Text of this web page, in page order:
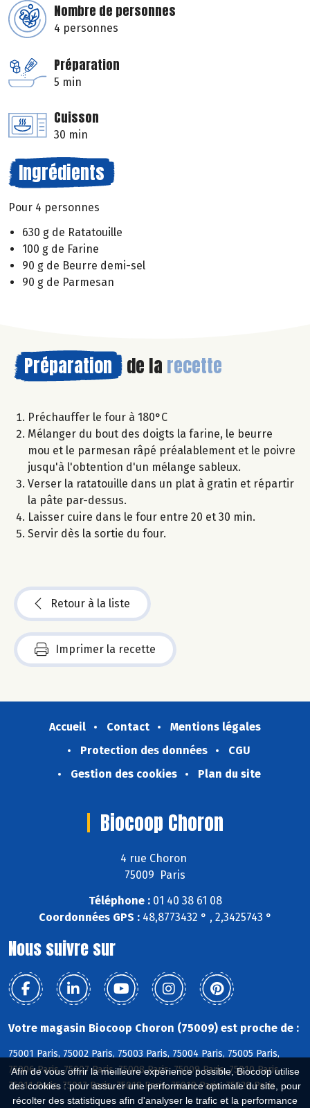
Afin de vous offrir la meilleure expérience possible, Biocoop utilise
des cookies : pour assurer une performance optimale du site, pour
récolter des statistiques afin d'analyser le trafic et la performance
Nombre de personnes
4 personnes
Préparation
5 min
Cuisson
30 min
Ingrédients
Pour 4 personnes
630 g de Ratatouille
100 g de Farine
90 g de Beurre demi-sel
90 g de Parmesan
Préparation de la recette
Préchauffer le four à 180°C
Mélanger du bout des doigts la farine, le beurre
mou et le parmesan râpé préalablement et le poivre
jusqu'à l'obtention d'un mélange sableux.
Verser la ratatouille dans un plat à gratin et répartir
la pâte par-dessus.
Laisser cuire dans le four entre 20 et 30 min.
Servir dès la sortie du four.
Retour à la liste
Imprimer la recette
Accueil Contact
Mentions légales
Protection des données
CGU
Gestion des cookies
Plan du site
Biocoop Choron
4 rue Choron
75009 Paris
Téléphone :01 40 38 61 08
Coordonnées GPS :48,8773432 ° , 2,3425743 °
Nous suivre sur
Votre magasin Biocoop Choron (75009) est proche de :
75001 Paris, 75002 Paris, 75003 Paris, 75004 Paris, 75005 Paris,
75006 Paris, 75007 Paris, 75008 Paris, 75009 Paris, 75010 Paris,
75011 Paris, 75017 Paris, 75018 Paris, 75019 Paris, 75020 Paris